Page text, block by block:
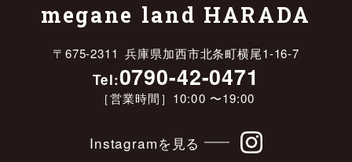
megane land HARADA
〒675-2311 兵庫県加西市北条町横尾1-16-7
Tel:0790-42-0471
［営業時間］10:00 〜19:00
Instagramを見る